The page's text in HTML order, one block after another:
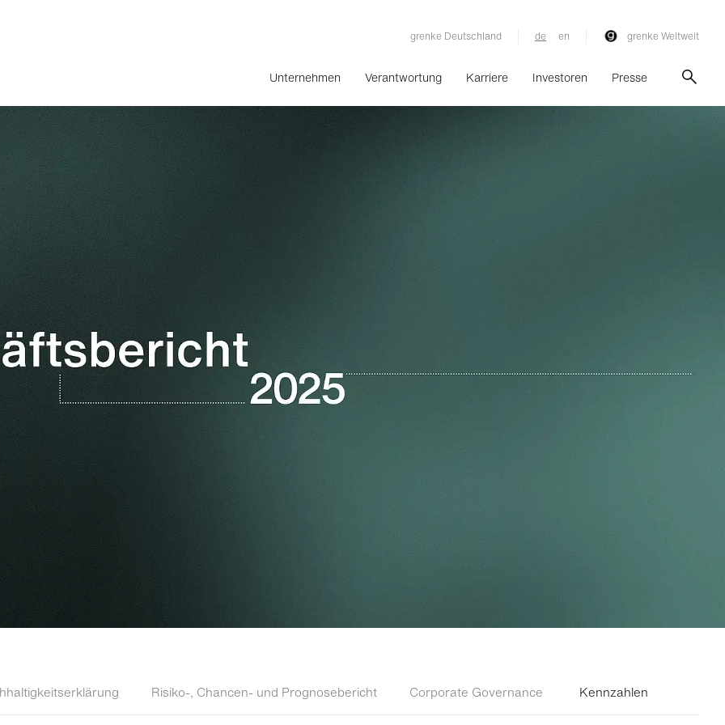
grenke Deutschland de en grenke Weltweit
Unternehmen Verantwortung Karriere Investoren Presse
Risiko-, Chancen- und Prognosebericht Corporate Governance Kennzahlen